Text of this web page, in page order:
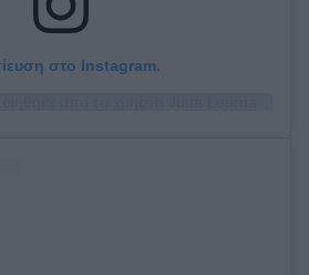
στο Instagram.